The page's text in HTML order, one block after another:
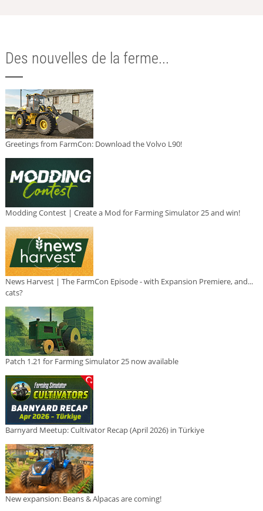
Des nouvelles de la ferme...
Greetings from FarmCon: Download the Volvo L90!
Modding Contest | Create a Mod for Farming Simulator 25 and win!
News Harvest | The FarmCon Episode - with Expansion Premiere, and...
cats?
Patch 1.21 for Farming Simulator 25 now available
Barnyard Meetup: Cultivator Recap (April 2026) in Türkiye
New expansion: Beans & Alpacas are coming!